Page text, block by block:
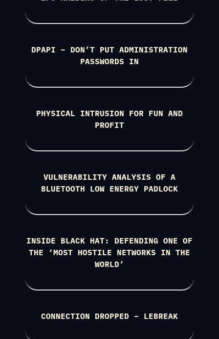
DPAPI – DON’T PUT ADMINISTRATION
PASSWORDS IN
PHYSICAL INTRUSION FOR FUN AND
PROFIT
VULNERABILITY ANALYSIS OF A
BLUETOOTH LOW ENERGY PADLOCK
INSIDE BLACK HAT: DEFENDING ONE OF
THE ‘MOST HOSTILE NETWORKS IN THE
WORLD’
CONNECTION DROPPED – LEBREAK